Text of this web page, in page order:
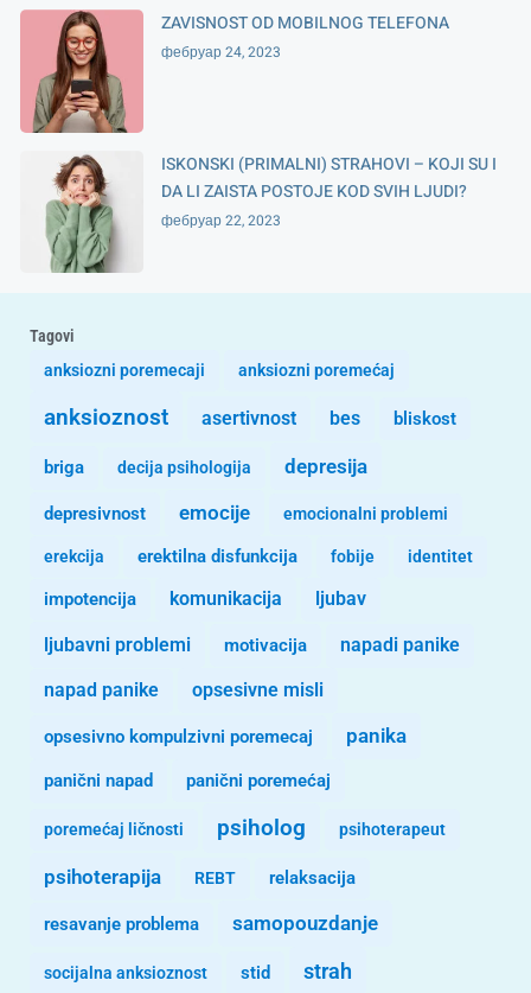
ZAVISNOST OD MOBILNOG TELEFONA
фебруар 24, 2023
ISKONSKI (PRIMALNI) STRAHOVI – KOJI SU I
DA LI ZAISTA POSTOJE KOD SVIH LJUDI?
фебруар 22, 2023
Tagovi
anksiozni poremecaji
anksiozni poremećaj
anksioznost asertivnost bes bliskost
briga decija psihologija depresija
depresivnost emocije emocionalni problemi
erekcija erektilna disfunkcija fobije identitet
impotencija komunikacija ljubav
ljubavni problemi motivacija napadi panike
napad panike opsesivne misli
opsesivno kompulzivni poremecaj panika
panični napad panični poremećaj
poremećaj ličnosti psiholog psihoterapeut
psihoterapija REBT relaksacija
resavanje problema samopouzdanje
socijalna anksioznost stid strah